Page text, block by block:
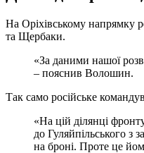
На Оріхівському напрямку
та Щербаки.
«За даними нашої
– пояснив Волошин.
Так само російське
«На цій ділянці
до Гуляйпільського
на броні. Проте це